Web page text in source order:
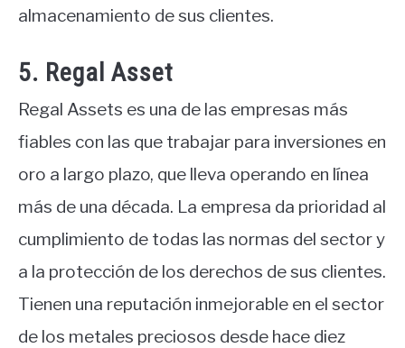
almacenamiento de sus clientes.
5. Regal Asset
Regal Assets es una de las empresas más
fiables con las que trabajar para inversiones en
oro a largo plazo, que lleva operando en línea
más de una década. La empresa da prioridad al
cumplimiento de todas las normas del sector y
a la protección de los derechos de sus clientes.
Tienen una reputación inmejorable en el sector
de los metales preciosos desde hace diez